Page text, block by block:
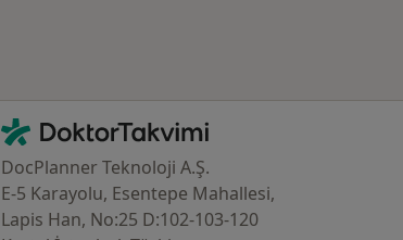
İletişim
DoktorTakvimi - Ana Sayfa
DocPlanner Teknoloji A.Ş.
E-5 Karayolu, Esentepe Mahallesi,
Lapis Han, No:25 D:102-103-120